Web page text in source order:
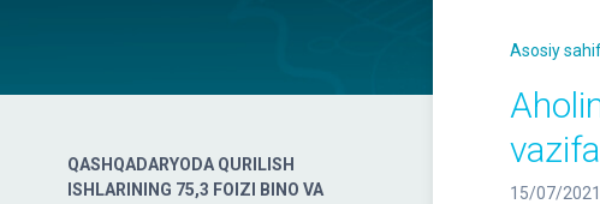
QASHQADARYODA QURILISH
ISHLARINING 75,3 FOIZI BINO VA
Asosiy
15/07/2021